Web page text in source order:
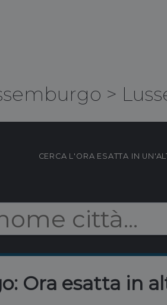
>
CERCA L'ORA ESATTA IN
Ora esatta in